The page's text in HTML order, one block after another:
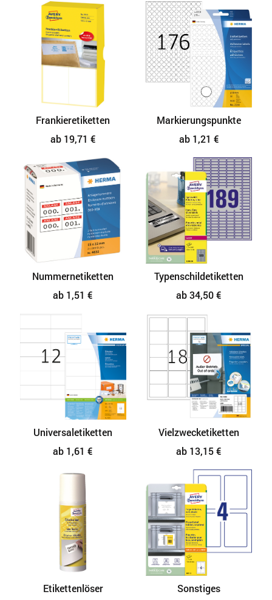
Frankieretiketten
ab 19,71 €
Markierungspunkte
ab 1,21 €
Nummernetiketten
ab 1,51 €
Typenschildetiketten
ab 34,50 €
Universaletiketten
ab 1,61 €
Vielzwecketiketten
ab 13,15 €
Etikettenlöser
Sonstiges